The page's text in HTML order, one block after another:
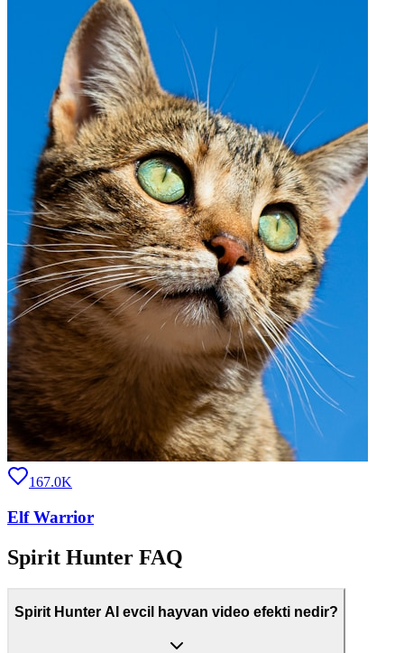
167.0K
Elf Warrior
Spirit Hunter FAQ
Spirit Hunter AI evcil hayvan video efekti nedir?